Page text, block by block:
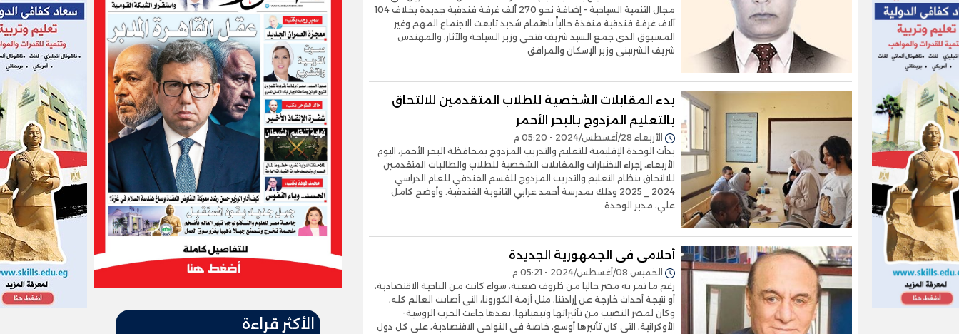
مجال التنمية السياحية - إضافة نحو 270 ألف غرفة فندقية جديدة بخلاف 104
آلاف غرفة فندقية منفذة حالياً باهتمام شديد تابعت الاجتماع المهم وغير
المسبوق الذى جمع السيد شريف فتحى وزير السياحة والآثار، والمهندس
شريف الشربينى وزير الإسكان والمرافق
بدء المقابلات الشخصية للطلاب المتقدمين للالتحاق
بالتعليم المزدوج بالبحر الأحمر
الأربعاء 28/أغسطس/2024 - 05:20 م
بدأت الوحدة الإقليمية للتعليم والتدريب المزدوج بمحافظة البحر الأحمر، اليوم
الأربعاء، إجراء الاختبارات والمقابلات الشخصية للطلاب والطالبات المتقدمين
للالتحاق بنظام التعليم والتدريب المزدوج للقسم الفندقي للعام الدراسي
2024 _ 2025 وذلك بمدرسة أحمد عرابي الثانوية الفندقية. وأوضح كامل
علي، مدير الوحدة
أحلامى فى الجمهورية الجديدة
الخميس 08/أغسطس/2024 - 05:21 م
رغم ما تمر به مصر حاليا من ظروف صعبة، سواء كانت من الناحية الاقتصادية،
أو نتيجة أحداث خارجة عن إرادتنا، مثل أزمة الكورونا، التى أصابت العالم كله،
وكان لمصر النصيب من تأثيراتها وتبعياتها، بعدها جاءت الحرب الروسية-
الأوكرانية، التى كان تأثيرها أوسع، خاصة فى النواحى الاقتصادية، على كل دول
الأكثر قراءة